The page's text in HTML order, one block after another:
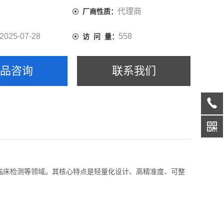
厂商性质： 代理商
2025-07-28 访 问 量： 558
咨询 联系我们
检测等领域。其核心特点是轻量化设计、高精准度、可整